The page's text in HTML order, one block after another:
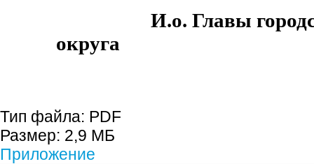
И.о. Главы
округа Н.Н.
Тип файла: PDF
Размер: 2,9 МБ
Приложение